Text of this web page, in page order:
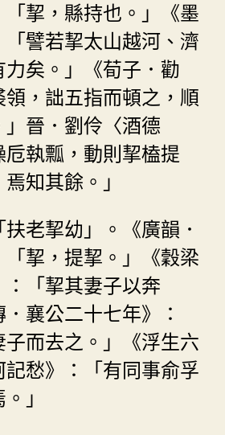
挈，縣持也。」《墨
譬若挈太山越河、濟
矣。」《荀子．勸
，詘五指而頓之，順
晉．劉伶〈酒德
執瓢，動則挈榼提
知其餘。」
老挈幼」。《廣韻．
「挈，提挈。」《穀梁
「挈其妻子以奔
襄公二十七年》：
子而去之。」《浮生六
愁》：「有同事俞孚
」